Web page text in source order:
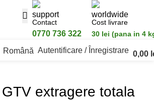
Contact
0770 736 322
Cost livrare
30 lei (pana in 4
Română Autentificare / Înregistrare 0,00
extragere totala